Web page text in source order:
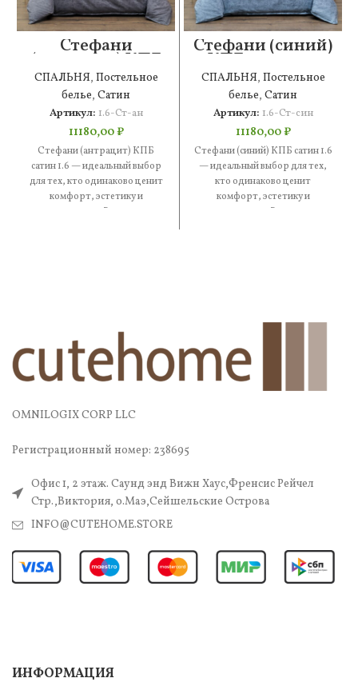
Стефани
(антрацит) КПБ
сатин 1.6
СПАЛЬНЯ, Постельное
белье, Сатин
Артикул: 1.6-Ст-ан
11180,00₽
Стефани (антрацит) КПБ
сатин 1.6 — идеальный выбор
для тех, кто одинаково ценит
комфорт, эстетику и
практичность. В составе —
Стефани (синий)
КПБ сатин 1.6
СПАЛЬНЯ, Постельное
белье, Сатин
Артикул: 1.6-Ст-син
11180,00₽
Стефани (синий) КПБ сатин 1.6
— идеальный выбор для тех,
кто одинаково ценит
комфорт, эстетику и
практичность. В составе —
OMNILOGIX CORP LLC
Регистрационный номер: 238695
Офис 1, 2 этаж. Саунд энд Вижн Хаус,Френсис Рейчел
Стр.,Виктория, о.Маэ,Сейшельские Острова
INFO@CUTEHOME.STORE
ИНФОРМАЦИЯ